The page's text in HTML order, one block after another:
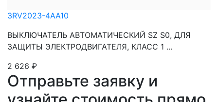
3RV2023-4AA10
ВЫКЛЮЧАТЕЛЬ АВТОМАТИЧЕСКИЙ SZ S0, ДЛЯ
ЗАЩИТЫ ЭЛЕКТРОДВИГАТЕЛЯ, КЛАСС 1 ...
2 626 ₽
Отправьте заявку и